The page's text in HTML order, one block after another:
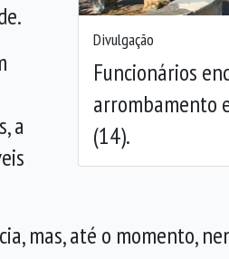
Divulgação
Funcionários
arrombamento
(14).
a
mas, até o momento,